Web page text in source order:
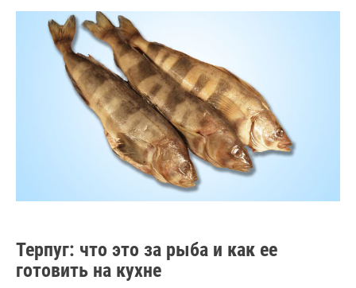
Терпуг: что это за рыба и как ее
готовить на кухне